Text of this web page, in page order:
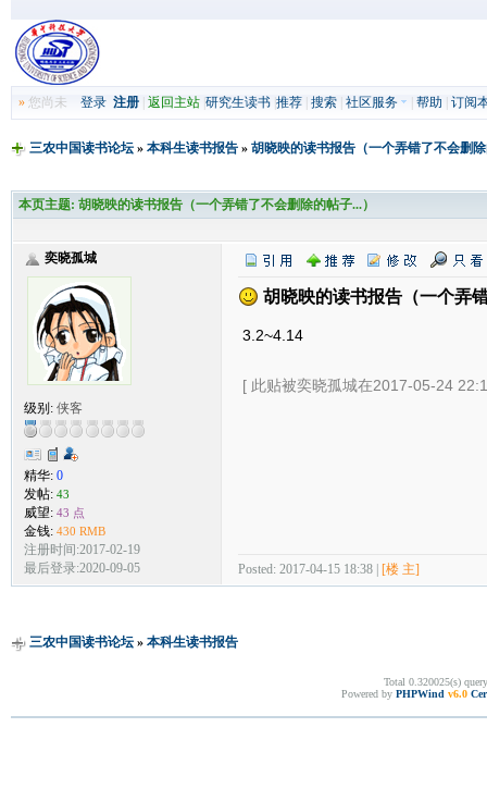
»您尚未 登录 注册| 返回主站| 研究生读书| 推荐| 搜索| 社区服务 帮助 订阅
三农中国读书论坛» 本科生读书报告» 胡晓映的读书报告（一个弄错了不会删
本页主题: 胡晓映的读书报告（一个弄错了不会删除的帖子...）
奕晓孤城
级别: 侠客
精华: 0
发帖: 43
威望: 43 点
金钱: 430 RMB
注册时间:2017-02-19
最后登录:2020-09-05
胡晓映的读书报告（一个弄
3.2~4.14
[ 此贴被奕晓孤城在2017-05-24
Posted: 2017-04-15 18:38 | [楼 主]
三农中国读书论坛» 本科生读书报告
Total 0.320025(s)
Powered by PHPWind v6.0